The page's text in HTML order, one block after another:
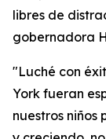
libres de
gobernadora
"Luché con
York fueran
nuestros